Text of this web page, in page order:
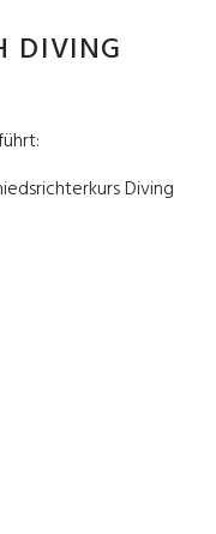
DIVING
Diving